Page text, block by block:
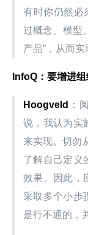
有时你仍然必
过概念、模型
产品”，从而实
InfoQ：要增进
Hoogveld
：
说，我认为实
来实现。切勿
了解自己定义
效果。因此，
采取多个小步
是行不通的，